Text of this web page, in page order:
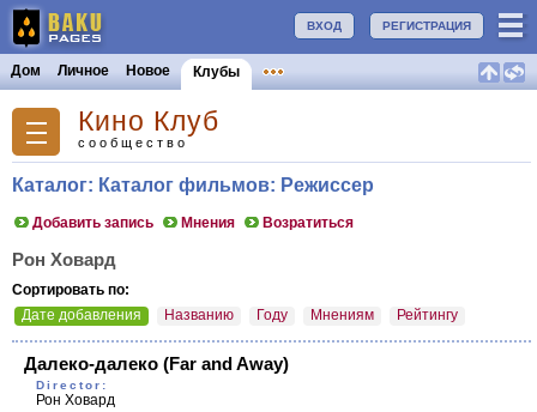
РЕГИСТРАЦИЯ
ВХОД
Дом Личное Новое Клубы
Кино Клуб
сообщество
Каталог: Каталог фильмов: Режиссер
Добавить запись Мнения Возратиться
Рон Ховард
Сортировать по:
Дате добавления
Названию Году Мнениям Рейтингу
Далеко-далеко (Far and Away)
Director:
Рон Ховард